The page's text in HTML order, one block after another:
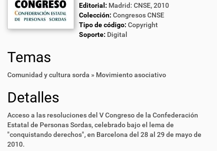
Editorial: Madrid: CNSE, 2010
Colección: Congresos CNSE
Tipo de código: Copyright
Soporte: Digital
Temas
Comunidad y cultura sorda » Movimiento asociativo
Detalles
Acceso a las resoluciones del V Congreso de la Confederación
Estatal de Personas Sordas, celebrado bajo el lema de
"conquistando derechos", en Barcelona del 28 al 29 de mayo de
2010.